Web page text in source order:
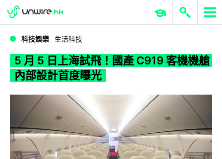
WWDC 2026 ERP 與商業 AI
科技娛樂 生活科技
5 月 5 日上海試飛！國產 C919 客機機艙
內部設計首度曝光